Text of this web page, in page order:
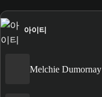
아이티
Melchie Dumornay